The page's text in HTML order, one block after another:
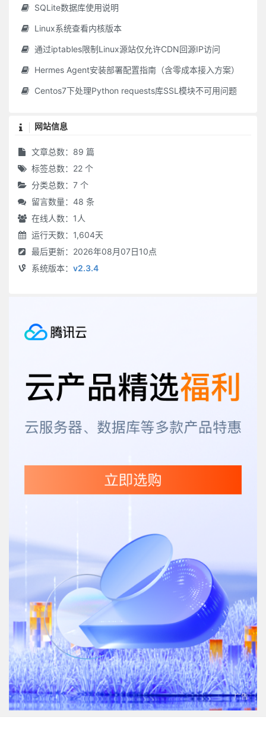
SQLite数据库使用说明
Linux系统查看内核版本
通过iptables限制Linux源站仅允许CDN回源IP访问
Hermes Agent安装部署配置指南（含零成本接入方案）
Centos7下处理Python requests库SSL模块不可用问题
网站信息
文章总数：89 篇
标签总数：22 个
分类总数：7 个
留言数量：48 条
在线人数： 1 人
运行天数：1,604天
最后更新：2026年08月07日10点
系统版本： v2.3.4